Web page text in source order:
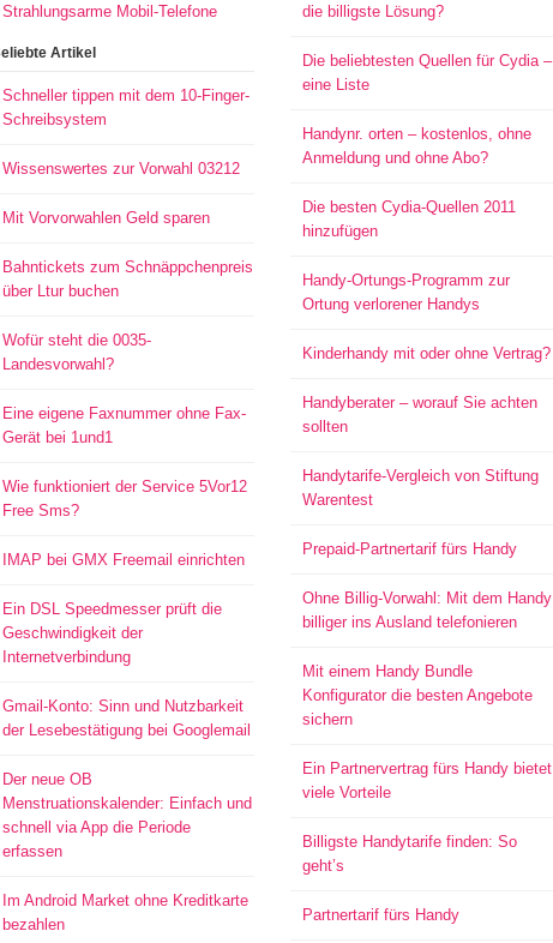
Strahlungsarme Mobil-Telefone
Artikel
Schneller tippen mit dem 10-Finger-
Schreibsystem
Wissenswertes zur Vorwahl 03212
Mit Vorvorwahlen Geld sparen
Bahntickets zum Schnäppchenpreis
über Ltur buchen
Wofür steht die 0035-
Landesvorwahl?
Eine eigene Faxnummer ohne Fax-
Gerät bei 1und1
Wie funktioniert der Service 5Vor12
Free Sms?
IMAP bei GMX Freemail einrichten
Ein DSL Speedmesser prüft die
Geschwindigkeit der
Internetverbindung
Gmail-Konto: Sinn und Nutzbarkeit
der Lesebestätigung bei Googlemail
Der neue OB
Menstruationskalender: Einfach und
schnell via App die Periode
erfassen
Im Android Market ohne Kreditkarte
bezahlen
die billigste Lösung?
Die beliebtesten Quellen für Cydia –
eine Liste
Handynr. orten – kostenlos, ohne
Anmeldung und ohne Abo?
Die besten Cydia-Quellen 2011
hinzufügen
Handy-Ortungs-Programm zur
Ortung verlorener Handys
Kinderhandy mit oder ohne Vertrag?
Handyberater – worauf Sie achten
sollten
Handytarife-Vergleich von Stiftung
Warentest
Prepaid-Partnertarif fürs Handy
Ohne Billig-Vorwahl: Mit dem Handy
billiger ins Ausland telefonieren
Mit einem Handy Bundle
Konfigurator die besten Angebote
sichern
Ein Partnervertrag fürs Handy bietet
viele Vorteile
Billigste Handytarife finden: So
geht’s
Partnertarif fürs Handy